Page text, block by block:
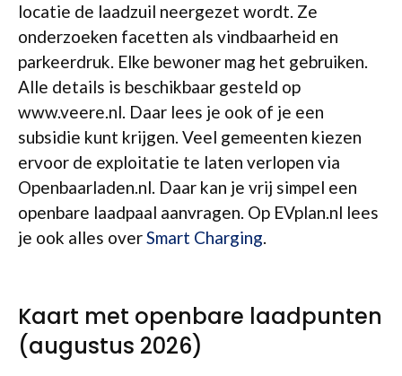
locatie de laadzuil neergezet wordt. Ze
onderzoeken facetten als vindbaarheid en
parkeerdruk. Elke bewoner mag het gebruiken.
Alle details is beschikbaar gesteld op
www.veere.nl. Daar lees je ook of je een
subsidie kunt krijgen. Veel gemeenten kiezen
ervoor de exploitatie te laten verlopen via
Openbaarladen.nl. Daar kan je vrij simpel een
openbare laadpaal aanvragen. Op EVplan.nl lees
je ook alles overSmart Charging.
Kaart met openbare laadpunten
(augustus 2026)